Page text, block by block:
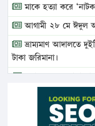
মাকে হত্যা করে
আগামী ২৮ মে ঈদুল
ভ্রাম্যমাণ আদালতে
টাকা জরিমানা।
এবার লঞ্চের ভাড়া
১৭ থেকে ২১ শতাংশ
১৬ মে চাঁদপুর ও ২৫ মে